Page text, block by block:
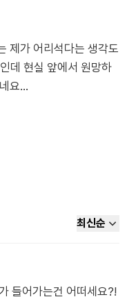
제가 어리석다는 생각도
데 현실 앞에서 원망하
최신순
들어가는건 어떠세요?!